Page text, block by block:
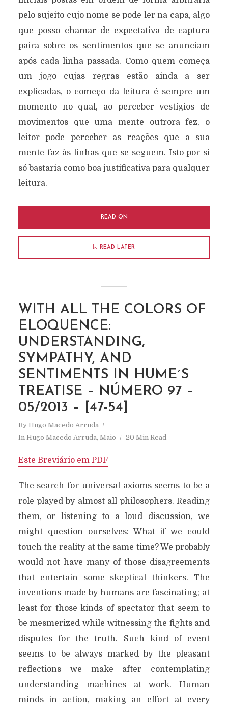
pelo sujeito cujo nome se pode ler na capa, algo
que posso chamar de expectativa de captura
paira sobre os sentimentos que se anunciam
após cada linha passada. Como quem começa
um jogo cujas regras estão ainda a ser
explicadas, o começo da leitura é sempre um
momento no qual, ao perceber vestígios de
movimentos que uma mente outrora fez, o
leitor pode perceber as reações que a sua
mente faz às linhas que se seguem. Isto por si
só bastaria como boa justificativa para qualquer
leitura.
READ ON
READ LATER
WITH ALL THE COLORS OF
ELOQUENCE:
UNDERSTANDING,
SYMPATHY, AND
SENTIMENTS IN HUME´S
TREATISE – NÚMERO 97 –
05/2013 – [47-54]
By Hugo Macedo Arruda
In Hugo Macedo Arruda, Maio 20 Min Read
Este Breviário em PDF
The search for universal axioms seems to be a
role played by almost all philosophers. Reading
them, or listening to a loud discussion, we
might question ourselves: What if we could
touch the reality at the same time? We probably
would not have many of those disagreements
that entertain some skeptical thinkers. The
inventions made by humans are fascinating; at
least for those kinds of spectator that seem to
be mesmerized while witnessing the fights and
disputes for the truth. Such kind of event
seems to be always marked by the pleasant
reflections we make after contemplating
understanding machines at work. Human
minds in action, making an effort at every